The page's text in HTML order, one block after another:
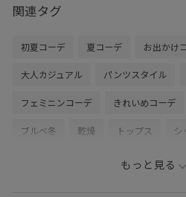
関連タグ
初夏コーデ 夏コーデ お出かけ
大人カジュアル パンツスタイル
フェミニンコーデ きれいめコーデ
ブルべ冬 乾燥 トップス シ
トートバッグ
もっと見る